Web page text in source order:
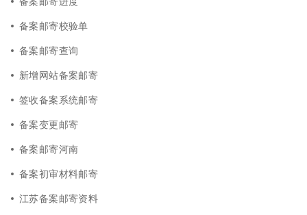
备案邮寄校验单
备案邮寄查询
新增网站备案邮寄
签收备案系统邮寄
备案变更邮寄
备案邮寄河南
备案初审材料邮寄
江苏备案邮寄资料